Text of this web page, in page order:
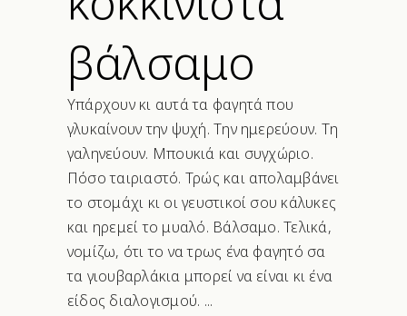
βάλσαμο
Υπάρχουν κι αυτά τα φαγητά που
γλυκαίνουν την ψυχή. Την ημερεύουν. Τη
γαληνεύουν. Μπουκιά και συγχώριο.
Πόσο ταιριαστό. Τρώς και απολαμβάνει
το στομάχι κι οι γευστικοί σου κάλυκες
και ηρεμεί το μυαλό. Βάλσαμο. Τελικά,
νομίζω, ότι το να τρως ένα φαγητό σα
τα γιουβαρλάκια μπορεί να είναι κι ένα
είδος διαλογισμού.